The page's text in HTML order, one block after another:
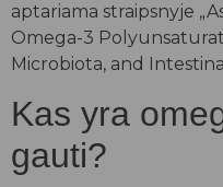
aptariama straipsnyje
Omega-3
Microbiota, and
Kas yra
gauti?